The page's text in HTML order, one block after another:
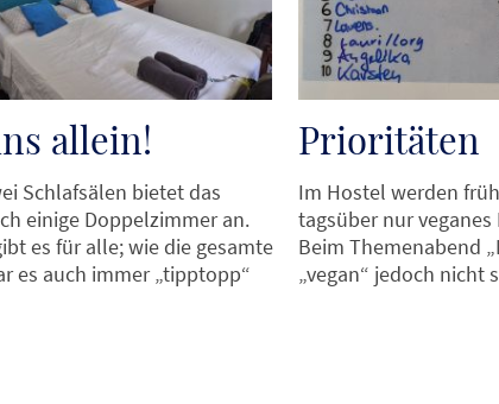
allein!
Schlafsälen bietet das
einige Doppelzimmer an.
es für alle; wie die gesamte
es auch immer „tipptopp“
Prioritäten
Im Hostel werden
tagsüber nur veganes
Beim Themenabend
„vegan“ jedoch nicht